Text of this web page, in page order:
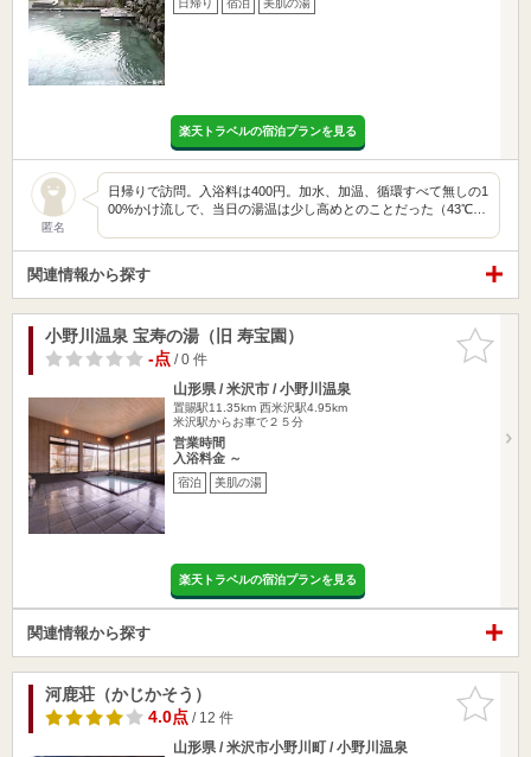
日帰り 宿泊 美肌の湯
楽天トラベルの宿泊プランを見る
匿名
日帰りで訪問。入浴料は400円。加水、加温、循環すべて無しの1
00%かけ流しで、当日の湯温は少し高めとのことだった（43℃…
関連情報から探す
お気に入
りに追加
小野川温泉 宝寿の湯（旧 寿宝園）
-点/ 0 件
山形県 / 米沢市 / 小野川温泉
置賜駅11.35km 西米沢駅4.95km
米沢駅からお車で２５分
営業時間
入浴料金 ～
宿泊 美肌の湯
楽天トラベルの宿泊プランを見る
関連情報から探す
お気に入
りに追加
河鹿荘（かじかそう）
4.0点/ 12 件
山形県 / 米沢市小野川町 / 小野川温泉